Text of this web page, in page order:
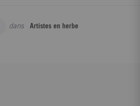
dans Artistes en herbe